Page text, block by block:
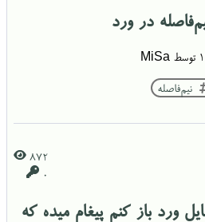
در ورد
توسط MiSa
نیم‌فاصله
872
0
ورد باز کنم پیغام میده که